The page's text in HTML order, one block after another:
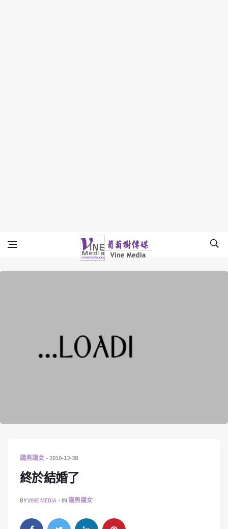
Vine Media
葡萄樹傳媒
講男講女 2010-12-28
終於結婚了
BYVINE MEDIA IN 講男講女